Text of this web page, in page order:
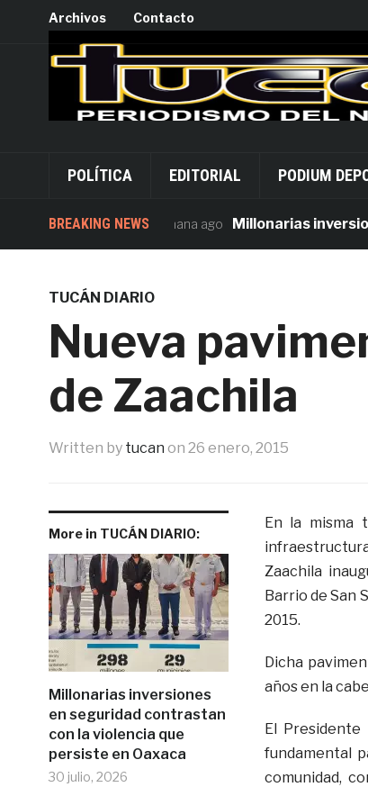
Archivos Contacto
POLÍTICA EDITORIAL PODIUM
BREAKING NEWS
1 semana ago Millonarias inversiones
TUCÁN DIARIO
Nueva
de Zaachila
Written by tucan on 26 enero, 2015
More in TUCÁN DIARIO:
Millonarias inversiones
en seguridad contrastan
con la violencia que
persiste en Oaxaca
30 julio, 2026
En la misma
Zaachila
Barrio de San
2015.
Dicha
años en la
El Presidente
fundamental
comunidad,